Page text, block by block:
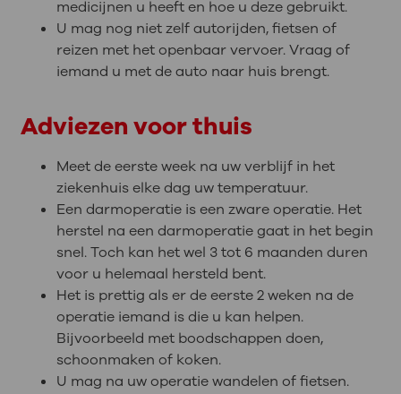
medicijnen u heeft en hoe u deze gebruikt.
U mag nog niet zelf autorijden, fietsen of
reizen met het openbaar vervoer. Vraag of
iemand u met de auto naar huis brengt.
Adviezen voor thuis
Meet de eerste week na uw verblijf in het
ziekenhuis elke dag uw temperatuur.
Een darmoperatie is een zware operatie. Het
herstel na een darmoperatie gaat in het begin
snel. Toch kan het wel 3 tot 6 maanden duren
voor u helemaal hersteld bent.
Het is prettig als er de eerste 2 weken na de
operatie iemand is die u kan helpen.
Bijvoorbeeld met boodschappen doen,
schoonmaken of koken.
U mag na uw operatie wandelen of fietsen.